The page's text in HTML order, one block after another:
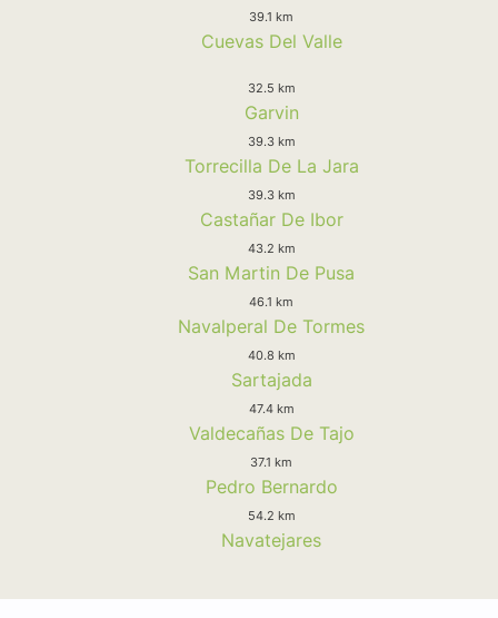
39.1 km
Cuevas Del Valle
32.5 km
Garvin
39.3 km
Torrecilla De La Jara
39.3 km
Castañar De Ibor
43.2 km
San Martin De Pusa
46.1 km
Navalperal De Tormes
40.8 km
Sartajada
47.4 km
Valdecañas De Tajo
37.1 km
Pedro Bernardo
54.2 km
Navatejares